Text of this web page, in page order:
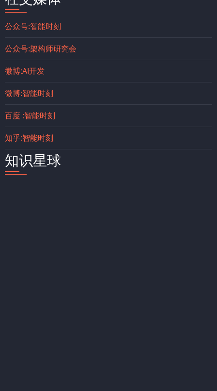
公众号:智能时刻
公众号:架构师研究会
微博:AI开发
微博:智能时刻
百度 :智能时刻
知乎:智能时刻
知识星球